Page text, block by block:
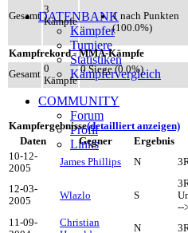
DATENBANK
Kämpfer
Turniere
Statistiken
Kämpfervergleich
COMMUNITY
Forum
Profil
Links
Gesamt
3
Kämpfe
1 nach Punkten
(100.0%)
Kampfrekord - MMA-Kämpfe
Gesamt 0
Kämpfe
0 Siege (0.0%)
Kampfergebnisse(detailliert anzeigen)
Daten
Gegner Ergebnis
10-12-
2005
James Phillips N
12-03-
2005
Wlazlo S
--
11-09-
Christian
N